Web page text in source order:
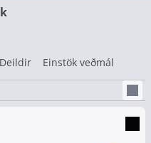
Einstök veðmál